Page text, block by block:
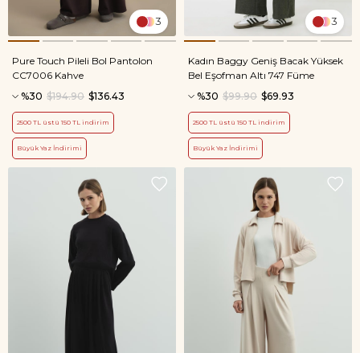
3
Pure Touch Pileli Bol Pantolon
CC7006 Kahve
%30
$136.43
$194.90
2500 TL üstü 150 TL indirim
Büyük Yaz İndirimi
3
Kadın Baggy Geniş Bacak Yüksek
Bel Eşofman Altı 747 Füme
%30
$69.93
$99.90
2500 TL üstü 150 TL indirim
Büyük Yaz İndirimi